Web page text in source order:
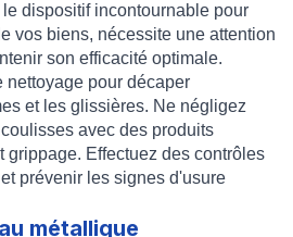
le dispositif incontournable pour
vos biens, nécessite une attention
son efficacité optimale.
nettoyage pour décaper
et les glissières. Ne négligez
avec des produits
grippage. Effectuez des contrôles
prévenir les signes d'usure
métallique